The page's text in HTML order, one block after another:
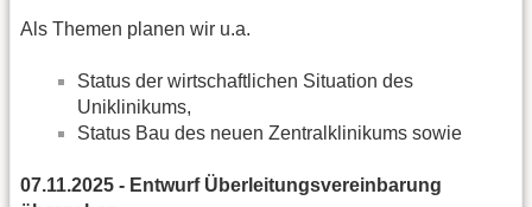
Als Themen planen wir u.a.
Status der wirtschaftlichen Situation des
Uniklinikums,
Status Bau des neuen Zentralklinikums sowie
07.11.2025 - Entwurf Überleitungsvereinbarung